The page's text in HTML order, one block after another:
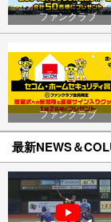
ファンクラブ
ファンクラブ
最新NEWS＆